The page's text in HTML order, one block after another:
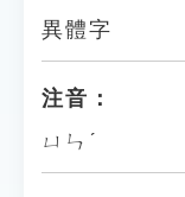
異體字
注音：
ㄩㄣˊ